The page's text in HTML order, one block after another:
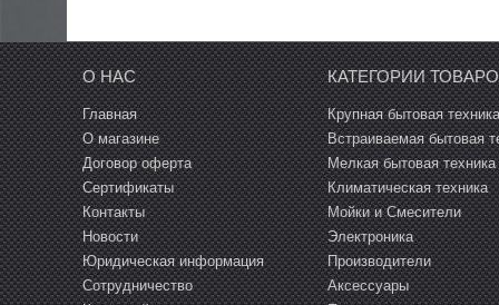
Духовые шкафы
Варочные панели
Вытяжки
Кофемашины
Микроволновые печи
О НАС
Главная
О магазине
Договор оферта
Сертификаты
Контакты
Новости
Юридическая информация
Сотрудничество
КАТЕГОРИИ
Крупная бытовая
Встраиваемая бытовая
Мелкая бытовая техника
Климатическая техника
Мойки и Смесители
Электроника
Производители
Аксессуары